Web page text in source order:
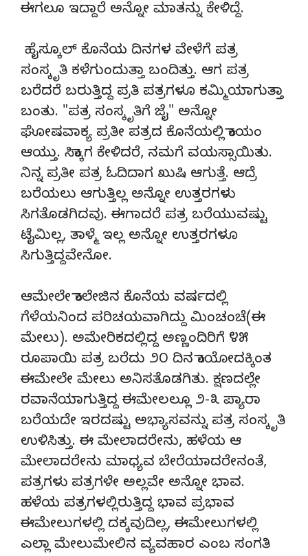
ಈಗಲೂ ಇದ್ದಾರೆ ಅನ್ನೋ ಮಾತನ್ನು ಕೇಳಿದ್ದೆ.
ಹೈಸ್ಕೂಲ್ ಕೊನೆಯ ದಿನಗಳ ವೇಳೆಗೆ ಪತ್ರ
ಸಂಸ್ಕೃತಿ ಕಳೆಗುಂದುತ್ತಾ ಬಂದಿತ್ತು. ಆಗ ಪತ್ರ
ಬರೆದರೆ ಬರುತ್ತಿದ್ದ ಪ್ರತಿ ಪತ್ರಗಳೂ ಕಮ್ಮಿಯಾಗುತ್ತಾ
ಬಂತು. "ಪತ್ರ ಸಂಸ್ಕೃತಿಗೆ ಜೈ" ಅನ್ನೋ
ಘೋಷವಾಕ್ಯ ಪ್ರತೀ ಪತ್ರದ ಕೊನೆಯಲ್ಲಿ ಕಾಯಂ
ಆಯ್ತು. ಸಿಕ್ಕಾಗ ಕೇಳಿದರೆ, ನಮಗೆ ವಯಸ್ಸಾಯಿತು.
ನಿನ್ನ ಪ್ರತೀ ಪತ್ರ ಓದಿದಾಗ ಖುಷಿ ಆಗುತ್ತೆ. ಆದ್ರೆ
ಬರೆಯಲು ಆಗುತ್ತಿಲ್ಲ ಅನ್ನೋ ಉತ್ತರಗಳು
ಸಿಗತೊಡಗಿದವು. ಈಗಾದರೆ ಪತ್ರ ಬರೆಯುವಷ್ಟು
ಟೈಮಿಲ್ಲ, ತಾಳ್ಮೆ ಇಲ್ಲ ಅನ್ನೋ ಉತ್ತರಗಳೂ
ಸಿಗುತ್ತಿದ್ದವೇನೋ.
ಆಮೇಲೇ ಕಾಲೇಜಿನ ಕೊನೆಯ ವರ್ಷದಲ್ಲಿ
ಗೆಳೆಯನಿಂದ ಪರಿಚಯವಾಗಿದ್ದು ಮಿಂಚಂಚೆ(ಈ
ಮೇಲು). ಅಮೇರಿಕದಲ್ಲಿದ್ದ ಅಣ್ಣಂದಿರಿಗೆ ೪೫
ರೂಪಾಯಿ ಪತ್ರ ಬರೆದು ೨೦ ದಿನ ಕಾಯೋದಕ್ಕಿಂತ
ಈಮೇಲೇ ಮೇಲು ಅನಿಸತೊಡಗಿತು. ಕ್ಷಣದಲ್ಲೇ
ರವಾನೆಯಾಗುತ್ತಿದ್ದ ಈಮೇಲಲ್ಲೂ ೨-೩ ಪ್ಯಾರಾ
ಬರೆಯದೇ ಇರದಷ್ಟು ಅಭ್ಯಾಸವನ್ನು ಪತ್ರ ಸಂಸ್ಕೃತಿ
ಉಳಿಸಿತ್ತು. ಈ ಮೇಲಾದರೇನು, ಹಳೆಯ ಆ
ಮೇಲಾದರೇನು ಮಾಧ್ಯವ ಬೇರೆಯಾದರೇನಂತೆ,
ಪತ್ರಗಳು ಪತ್ರಗಳೇ ಅಲ್ಲವೇ ಅನ್ನೋ ಭಾವ.
ಹಳೆಯ ಪತ್ರಗಳಲ್ಲಿರುತ್ತಿದ್ದ ಭಾವ ಪ್ರಭಾವ
ಈಮೇಲುಗಳಲ್ಲಿ ದಕ್ಕವುದಿಲ್ಲ, ಈಮೇಲುಗಳಲ್ಲಿ
ಎಲ್ಲಾ ಮೇಲುಮೇಲಿನ ವ್ಯವಹಾರ ಎಂಬ ಸಂಗತಿ